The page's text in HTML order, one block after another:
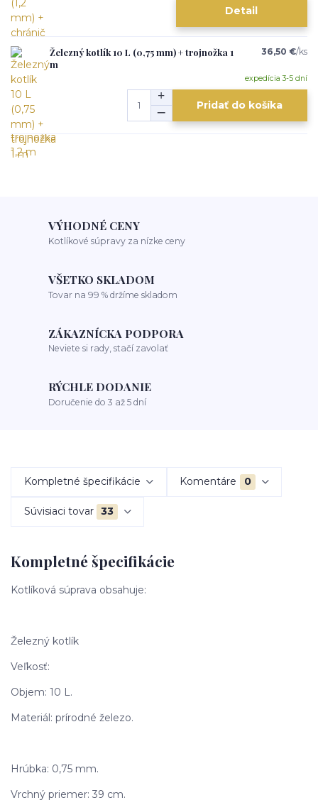
Detail
Železný kotlík 10 L (0,75 mm) + trojnožka 1
m
36,50 €/ks
expedícia 3-5 dní
Pridať do košíka
VÝHODNÉ CENY
Kotlíkové súpravy za nízke ceny
VŠETKO SKLADOM
Tovar na 99 % držíme skladom
ZÁKAZNÍCKA PODPORA
Neviete si rady, stačí zavolať
RÝCHLE DODANIE
Doručenie do 3 až 5 dní
Kompletné špecifikácie Komentáre 0
Súvisiaci tovar 33
Kompletné špecifikácie
Kotlíková súprava obsahuje:
Železný kotlík
Veľkosť:
Objem: 10 L.
Materiál: prírodné železo.
Hrúbka: 0,75 mm.
Vrchný priemer: 39 cm.